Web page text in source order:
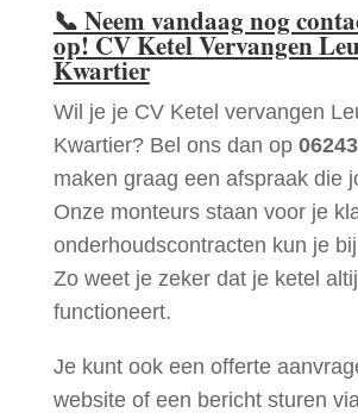
📞 Neem vandaag nog
op! CV Ketel Vervangen
Kwartier
Wil je je CV Ketel vervangen
Kwartier? Bel ons dan op
maken graag een afspraak die
Onze monteurs staan voor je
onderhoudscontracten kun je
Zo weet je zeker dat je ketel
functioneert.
Je kunt ook een offerte
website of een bericht sturen